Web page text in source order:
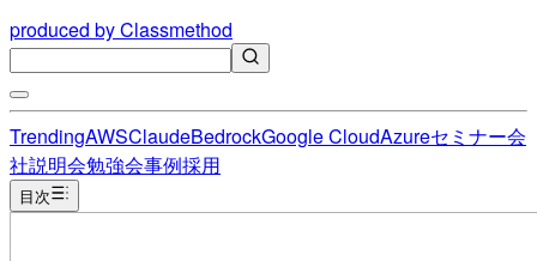
produced by Classmethod
TrendingAWSClaudeBedrockGoogle CloudAzureセミナー会
社説明会勉強会事例採用
目次